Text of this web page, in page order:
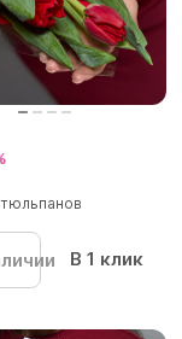
В 1 клик